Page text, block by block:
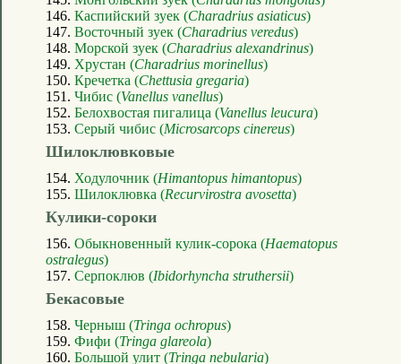
146. Каспийский зуек (Charadrius asiaticus)
147. Восточный зуек (Charadrius veredus)
148. Морской зуек (Charadrius alexandrinus)
149. Хрустан (Charadrius morinellus)
150. Кречетка (Chettusia gregaria)
151. Чибис (Vanellus vanellus)
152. Белохвостая пигалица (Vanellus leucura)
153. Серый чибис (Microsarcops cinereus)
Шилоклювковые
154. Ходулочник (Himantopus himantopus)
155. Шилоклювка (Recurvirostra avosetta)
Кулики-сороки
156. Обыкновенный кулик-сорока (Haematopus
ostralegus)
157. Серпоклюв (Ibidorhyncha struthersii)
Бекасовые
158. Черныш (Tringa ochropus)
159. Фифи (Tringa glareola)
160. Большой улит (Tringa nebularia)